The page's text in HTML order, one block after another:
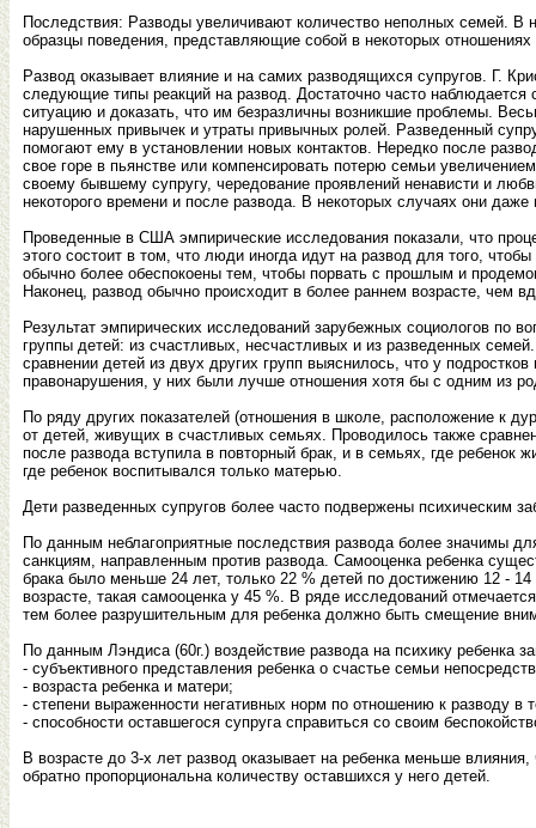
Последствия: Разводы увеличивают количество неполных семей.
образцы поведения, представляющие собой в некоторых
Развод оказывает влияние и на самих разводящихся супругов. Г.
следующие типы реакций на развод. Достаточно часто
ситуацию и доказать, что им безразличны возникшие проблемы.
нарушенных привычек и утраты привычных ролей. Разведенный
помогают ему в установлении новых контактов. Нередко после
свое горе в пьянстве или компенсировать потерю семьи
своему бывшему супругу, чередование проявлений ненависти и
некоторого времени и после развода. В некоторых случаях они
Проведенные в США эмпирические исследования показали, что
этого состоит в том, что люди иногда идут на развод для того,
обычно более обеспокоены тем, чтобы порвать с прошлым и
Наконец, развод обычно происходит в более раннем возрасте, чем
Результат эмпирических исследований зарубежных социологов по
группы детей: из счастливых, несчастливых и из разведенных
сравнении детей из двух других групп выяснилось, что у
правонарушения, у них были лучше отношения хотя бы с одним из
По ряду других показателей (отношения в школе, расположение к
от детей, живущих в счастливых семьях. Проводилось также
после развода вступила в повторный брак, и в семьях, где
где ребенок воспитывался только матерью.
Дети разведенных супругов более часто подвержены психическим
По данным неблагоприятные последствия развода более значимы
санкциям, направленным против развода. Самооценка ребенка
брака было меньше 24 лет, только 22 % детей по достижению 12 -
возрасте, такая самооценка у 45 %. В ряде исследований
тем более разрушительным для ребенка должно быть смещение
По данным Лэндиса (60г.) воздействие развода на психику ребенка
- субъективного представления ребенка о счастье семьи
- возраста ребенка и матери;
- степени выраженности негативных норм по отношению к разводу в
- способности оставшегося супруга справиться со своим
В возрасте до 3-х лет развод оказывает на ребенка меньше
обратно пропорциональна количеству оставшихся у него детей.